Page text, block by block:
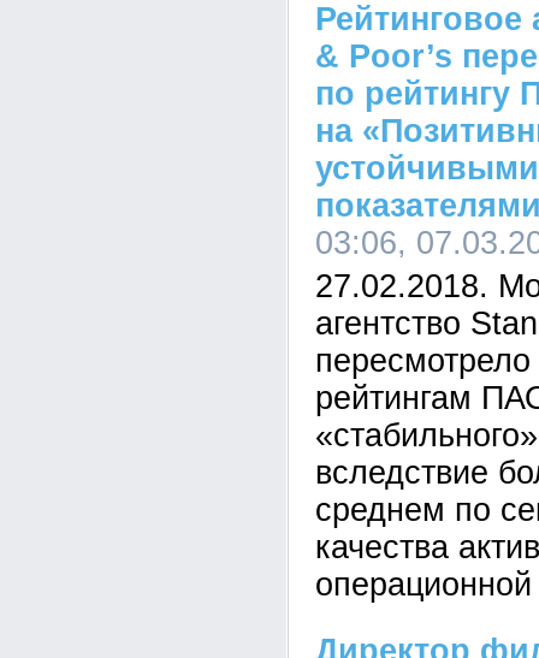
Рейтинговое
& Poor’s
по рейтингу
на
03:06,
27.02.2018.
агентство
пересмотрело
рейтингам
вследствие
среднем по
качества
Директор